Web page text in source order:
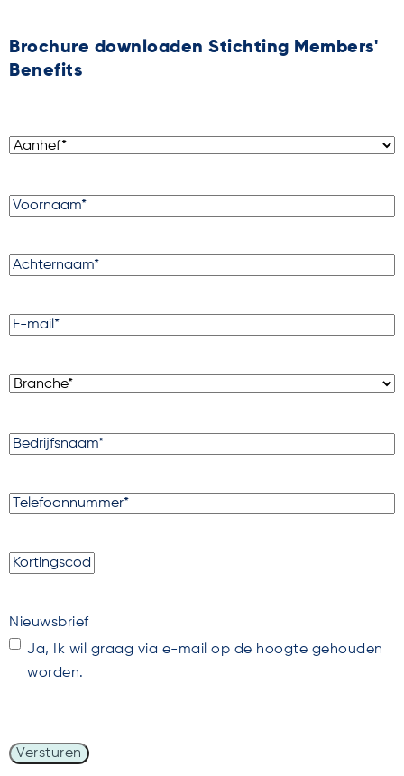
Brochure downloaden Stichting Members'
Benefits
Aanhef(Vereist)
Voornaam(Vereist)
Achternaam(Vereist)
E-
Branche(Vereist)
Bedrijfsnaam(Vereist)
Telefoonnummer(Vereist)
Kortingscode
Nieuwsbrief
Ja, Ik wil graag via e-mail op de hoogte gehouden
worden.
Versturen